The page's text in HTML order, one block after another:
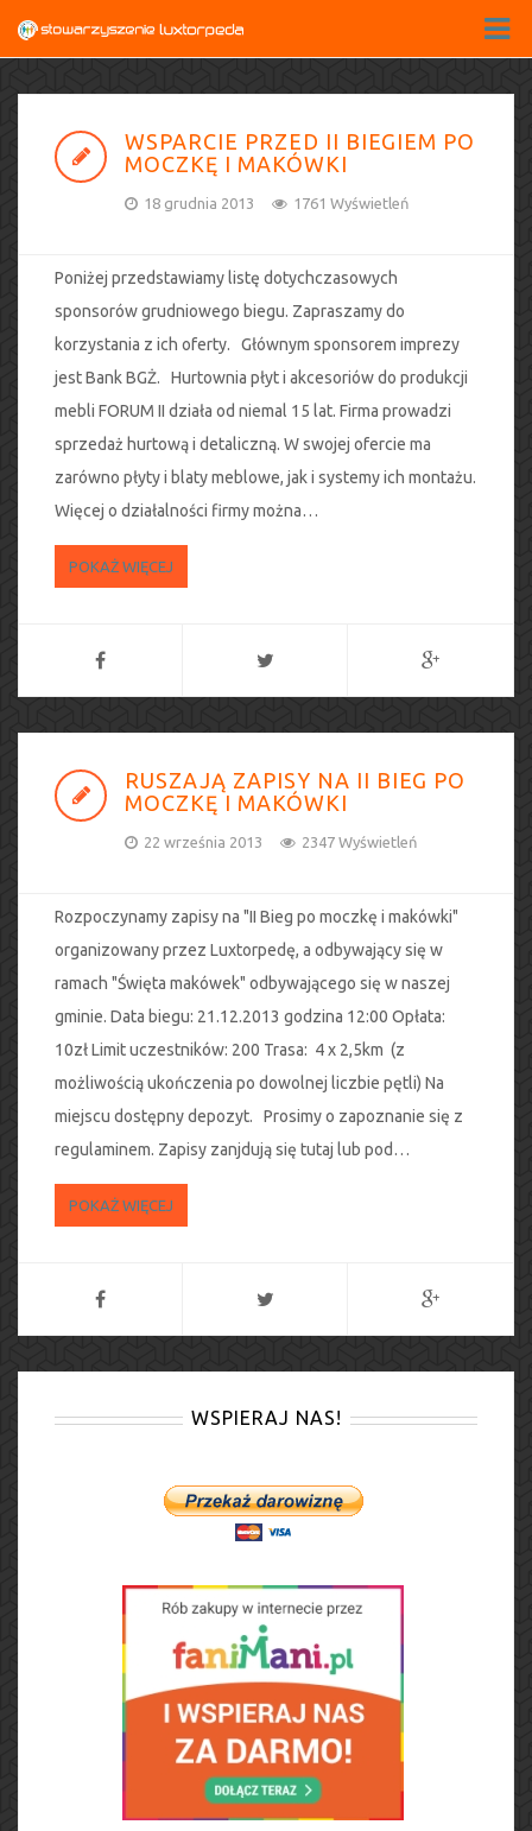
WSPARCIE PRZED II BIEGIEM PO
MOCZKĘ I MAKÓWKI
18 grudnia 2013 1761 Wyświetleń
Poniżej przedstawiamy listę dotychczasowych
sponsorów grudniowego biegu. Zapraszamy do
korzystania z ich oferty. Głównym sponsorem imprezy
jest Bank BGŻ. Hurtownia płyt i akcesoriów do produkcji
mebli FORUM II działa od niemal 15 lat. Firma prowadzi
sprzedaż hurtową i detaliczną. W swojej ofercie ma
zarówno płyty i blaty meblowe, jak i systemy ich montażu.
Więcej o działalności firmy można…
POKAŻ WIĘCEJ
RUSZAJĄ ZAPISY NA II BIEG PO
MOCZKĘ I MAKÓWKI
22 września 2013 2347 Wyświetleń
Rozpoczynamy zapisy na "II Bieg po moczkę i makówki"
organizowany przez Luxtorpedę, a odbywający się w
ramach "Święta makówek" odbywającego się w naszej
gminie. Data biegu: 21.12.2013 godzina 12:00 Opłata:
10zł Limit uczestników: 200 Trasa: 4 x 2,5km (z
możliwością ukończenia po dowolnej liczbie pętli) Na
miejscu dostępny depozyt. Prosimy o zapoznanie się z
regulaminem. Zapisy zanjdują się tutaj lub pod…
POKAŻ WIĘCEJ
WSPIERAJ NAS!